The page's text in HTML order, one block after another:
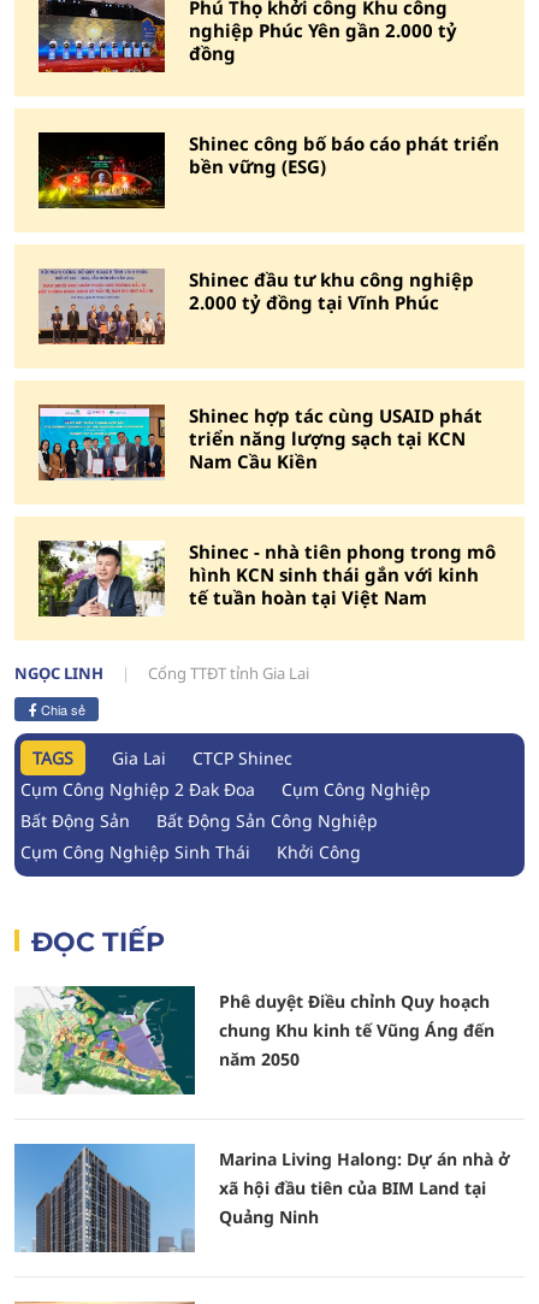
Phú Thọ khởi công Khu công
nghiệp Phúc Yên gần 2.000 tỷ
đồng
Shinec công bố báo cáo phát triển
bền vững (ESG)
Shinec đầu tư khu công nghiệp
2.000 tỷ đồng tại Vĩnh Phúc
Shinec hợp tác cùng USAID phát
triển năng lượng sạch tại KCN
Nam Cầu Kiền
Shinec - nhà tiên phong trong mô
hình KCN sinh thái gắn với kinh
tế tuần hoàn tại Việt Nam
NGỌC LINH Cổng TTĐT tỉnh Gia Lai
Chia sẻ
TAGS Gia Lai
CTCP Shinec
Cụm Công Nghiệp 2 Đak Đoa
Cụm Công Nghiệp
Bất Động Sản
Bất Động Sản Công Nghiệp
Cụm Công Nghiệp Sinh Thái
Khởi Công
ĐỌC TIẾP
Phê duyệt Điều chỉnh Quy hoạch
chung Khu kinh tế Vũng Áng đến
năm 2050
Marina Living Halong: Dự án nhà ở
xã hội đầu tiên của BIM Land tại
Quảng Ninh